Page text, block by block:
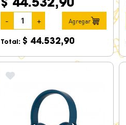
- + Agregar
Total: $ 44.532,90